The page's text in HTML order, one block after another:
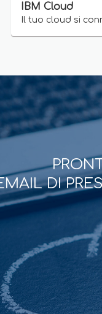
IBM Cloud
Il tuo cloud si
DI